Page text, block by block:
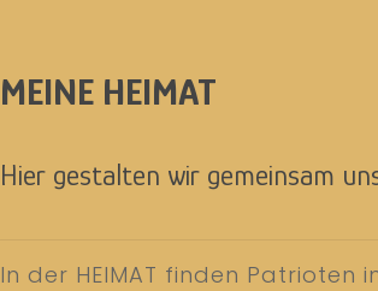
MEINE HEIMAT
Hier gestalten wir gemeinsam
In der HEIMAT finden Patrioten